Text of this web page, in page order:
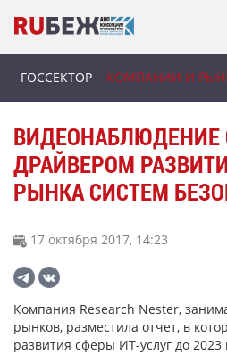
ГОССЕКТОР КОМПАНИИ И
ВИДЕОНАБЛЮДЕНИЕ
ДРАЙВЕРОМ
РЫНКА СИСТЕМ
17 октября 2017, 14:23
Компания Research Nester,
рынков, разместила отчет, в
развития сферы ИТ-услуг до 2023